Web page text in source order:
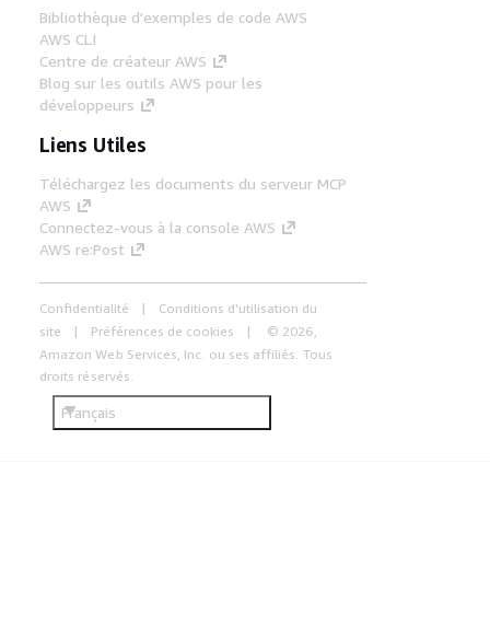
Bibliothèque d'exemples de code AWS
AWS CLI
Centre de créateur AWS
Blog sur les outils AWS pour les
développeurs
Liens Utiles
Téléchargez les documents du serveur MCP
AWS
Connectez-vous à la console AWS
AWS re:Post
Confidentialité
Conditions d'utilisation du
site
Préférences de cookies
© 2026,
Amazon Web Services, Inc. ou ses affiliés. Tous
droits réservés.
Français